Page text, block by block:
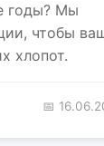
годы? Мы
чтобы
хлопот.
📅